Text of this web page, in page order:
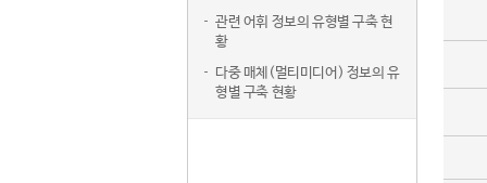
관련 어휘 정보의 유형별 구축 현
황
다중 매체(멀티미디어) 정보의 유
형별 구축 현황